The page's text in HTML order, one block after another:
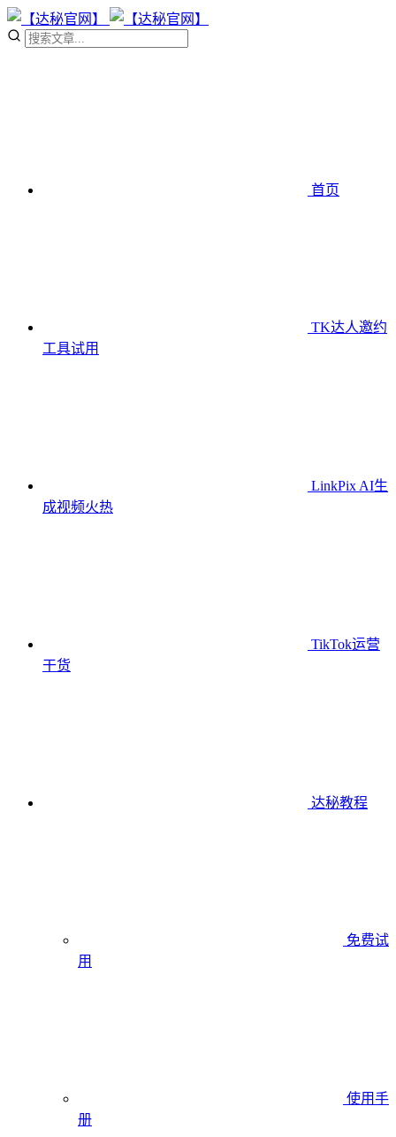
首页
TK达人邀约
工具试用
LinkPix AI生
成视频火热
TikTok运营
干货
达秘教程
免费试
用
使用手
册